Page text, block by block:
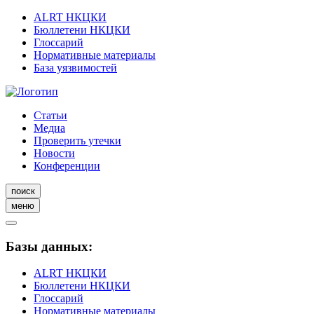
ALRT НКЦКИ
Бюллетени НКЦКИ
Глоссарий
Нормативные материалы
База уязвимостей
Статьи
Медиа
Проверить утечки
Новости
Конференции
поиск
меню
Базы данных:
ALRT НКЦКИ
Бюллетени НКЦКИ
Глоссарий
Нормативные материалы